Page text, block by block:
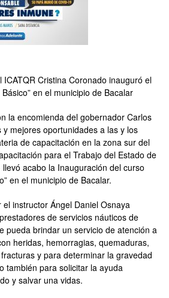
Cristina Coronado inauguró el
en el municipio de Bacalar
la encomienda del gobernador Carlos
mejores oportunidades a las y los
de capacitación en la zona sur del
para el Trabajo del Estado de
acabo la Inauguración del curso
en el municipio de Bacalar.
instructor Ángel Daniel Osnaya
de servicios náuticos de
pueda brindar un servicio de atención a
heridas, hemorragias, quemaduras,
y para determinar la gravedad
también para solicitar la ayuda
y salvar una vidas.